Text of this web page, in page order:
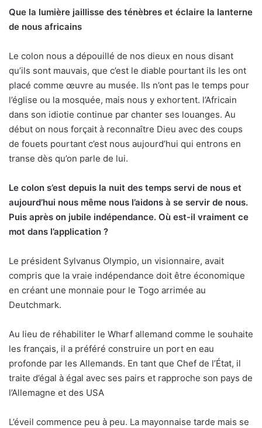
Que la lumière jaillisse des ténèbres et éclaire la lanterne
de nous africains
Le colon nous a dépouillé de nos dieux en nous disant
qu’ils sont mauvais, que c’est le diable pourtant ils les ont
placé comme œuvre au musée. Ils n’ont pas le temps pour
l’église ou la mosquée, mais nous y exhortent. l’Africain
dans son idiotie continue par chanter ses louanges. Au
début on nous forçait à reconnaître Dieu avec des coups
de fouets pourtant c’est nous aujourd’hui qui entrons en
transe dès qu’on parle de lui.
Le colon s’est depuis la nuit des temps servi de nous et
aujourd’hui nous même nous l’aidons à se servir de nous.
Puis après on jubile indépendance. Où est-il vraiment ce
mot dans l’application ?
Le président Sylvanus Olympio, un visionnaire, avait
compris que la vraie indépendance doit être économique
en créant une monnaie pour le Togo arrimée au
Deutchmark.
Au lieu de réhabiliter le Wharf allemand comme le souhaite
les français, il a préféré construire un port en eau
profonde par les Allemands. En tant que Chef de l’État, il
traite d’égal à égal avec ses pairs et rapproche son pays de
l’Allemagne et des USA
L’éveil commence peu à peu. La mayonnaise tarde mais se